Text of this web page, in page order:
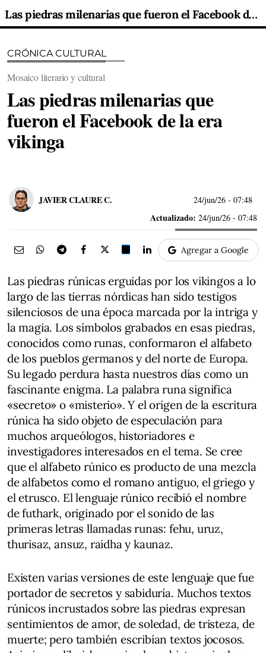
Las piedras milenarias que fueron el Facebook de la era vikinga
CRÓNICA CULTURAL
Mosaico literario y cultural
Las piedras milenarias que
fueron el Facebook de la era
vikinga
JAVIER CLAURE C. 24/jun/26 - 07:48
Actualizado: 24/jun/26 - 07:48
Agregar a Google
Las piedras rúnicas erguidas por los vikingos a lo
largo de las tierras nórdicas han sido testigos
silenciosos de una época marcada por la intriga y
la magia. Los símbolos grabados en esas piedras,
conocidos como runas, conformaron el alfabeto
de los pueblos germanos y del norte de Europa.
Su legado perdura hasta nuestros días como un
fascinante enigma. La palabra runa significa
«secreto» o «misterio». Y el origen de la escritura
rúnica ha sido objeto de especulación para
muchos arqueólogos, historiadores e
investigadores interesados en el tema. Se cree
que el alfabeto rúnico es producto de una mezcla
de alfabetos como el romano antiguo, el griego y
el etrusco. El lenguaje rúnico recibió el nombre
de futhark, originado por el sonido de las
primeras letras llamadas runas: fehu, uruz,
thurisaz, ansuz, raidha y kaunaz.
Existen varias versiones de este lenguaje que fue
portador de secretos y sabiduría. Muchos textos
rúnicos incrustados sobre las piedras expresan
sentimientos de amor, de soledad, de tristeza, de
muerte; pero también escribían textos jocosos.